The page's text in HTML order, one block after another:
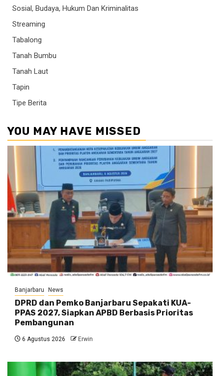
Sosial, Budaya, Hukum Dan Kriminalitas
Streaming
Tabalong
Tanah Bumbu
Tanah Laut
Tapin
Tipe Berita
YOU MAY HAVE MISSED
Banjarbaru News
DPRD dan Pemko Banjarbaru Sepakati KUA-
PPAS 2027, Siapkan APBD Berbasis Prioritas
Pembangunan
6 Agustus 2026 Erwin